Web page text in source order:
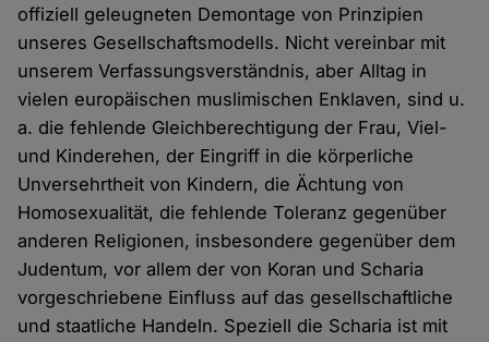
offiziell geleugneten Demontage von Prinzipien
unseres Gesellschaftsmodells. Nicht vereinbar mit
unserem Verfassungsverständnis, aber Alltag in
vielen europäischen muslimischen Enklaven, sind u.
a. die fehlende Gleichberechtigung der Frau, Viel-
und Kinderehen, der Eingriff in die körperliche
Unversehrtheit von Kindern, die Ächtung von
Homosexualität, die fehlende Toleranz gegenüber
anderen Religionen, insbesondere gegenüber dem
Judentum, vor allem der von Koran und Scharia
vorgeschriebene Einfluss auf das gesellschaftliche
und staatliche Handeln. Speziell die Scharia ist mit